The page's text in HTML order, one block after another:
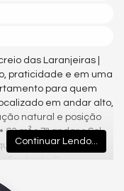
das Laranjeiras |
praticidade e em uma
para quem
em andar alto,
natural e posição
m² • 7º andar • Sol
sendo 1 suíte •
Fechada O
completo, incluindo: •
• Adega • TV
Continuar Lendo...